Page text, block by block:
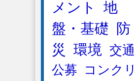
メント
地
盤・基礎
防
災
環境 交通
公募
コンクリ